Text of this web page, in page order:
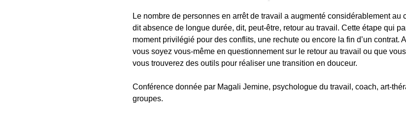
Le nombre de personnes en arrêt de travail a augmenté considérablement au
dit absence de longue durée, dit, peut-être, retour au travail. Cette étape qui
moment privilégié pour des conflits, une rechute ou encore la fin d’un contrat.
vous soyez vous-même en questionnement sur le retour au travail ou que
vous trouverez des outils pour réaliser une transition en douceur.
Conférence donnée par Magali Jemine, psychologue du travail, coach, art-
groupes.